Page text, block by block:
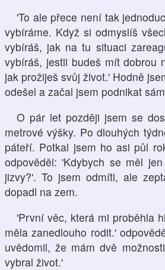
'To ale přece není tak
vybíráme. Když si odmyslíš
vybíráš, jak na tu situaci
vybíráš, jestli budeš mít dobrou
jak prožiješ svůj život.' Hodně
odešel a začal jsem podnikat
O pár let později jsem se
metrové výšky. Po dlouhých
páteří. Potkal jsem ho asi půl
odpověděl: 'Kdybych se měl
jizvy?'. To jsem odmítl, ale
dopadl na zem.
'První věc, která mi proběhla
měla zanedlouho rodit.'
uvědomil, že mám dvě
vybral život.'